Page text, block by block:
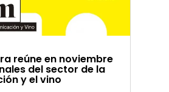
reúne en noviembre
del sector de la
y el vino